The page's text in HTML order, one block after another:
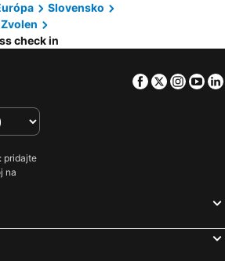
Slovensko
Zvolen
check in
Facebook
Twitter
pridajte
na